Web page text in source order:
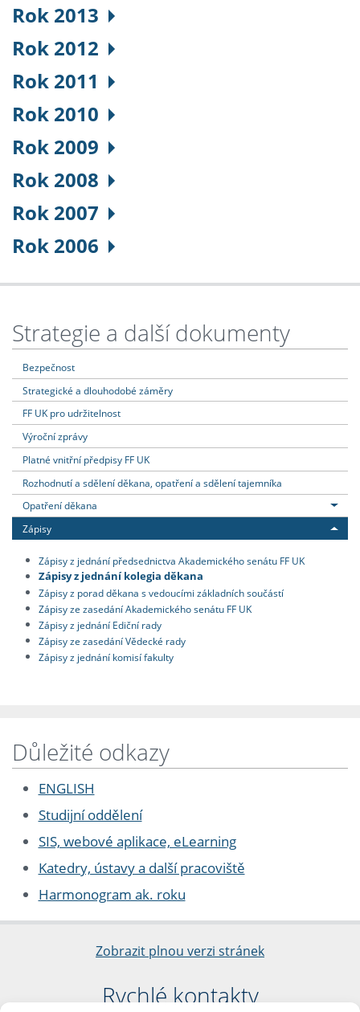
Rok 2013
Rok 2012
Rok 2011
Rok 2010
Rok 2009
Rok 2008
Rok 2007
Rok 2006
Strategie a další dokumenty
Bezpečnost
Strategické a dlouhodobé záměry
FF UK pro udržitelnost
Výroční zprávy
Platné vnitřní předpisy FF UK
Rozhodnutí a sdělení děkana, opatření a sdělení tajemníka
Opatření děkana
Zápisy
Zápisy z jednání předsednictva Akademického senátu FF UK
Zápisy z jednání kolegia děkana
Zápisy z porad děkana s vedoucími základních součástí
Zápisy ze zasedání Akademického senátu FF UK
Zápisy z jednání Ediční rady
Zápisy ze zasedání Vědecké rady
Zápisy z jednání komisí fakulty
Důležité odkazy
ENGLISH
Studijní oddělení
SIS, webové aplikace, eLearning
Katedry, ústavy a další pracoviště
Harmonogram ak. roku
Zobrazit plnou verzi stránek
Rychlé kontakty